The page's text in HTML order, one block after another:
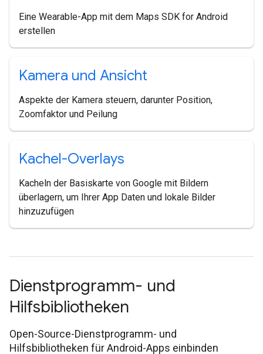
Eine Wearable-App mit dem Maps SDK for Android
erstellen
Kamera und Ansicht
Aspekte der Kamera steuern, darunter Position,
Zoomfaktor und Peilung
Kachel-Overlays
Kacheln der Basiskarte von Google mit Bildern
überlagern, um Ihrer App Daten und lokale Bilder
hinzuzufügen
Dienstprogramm- und
Hilfsbibliotheken
Open-Source-Dienstprogramm- und
Hilfsbibliotheken für Android-Apps einbinden